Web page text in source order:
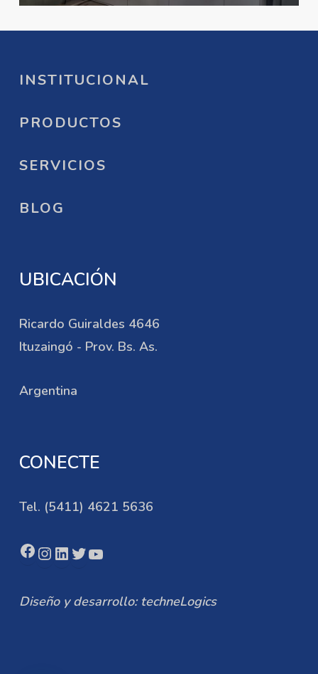
INSTITUCIONAL
PRODUCTOS
SERVICIOS
BLOG
UBICACIÓN
Ricardo Guiraldes 4646
Ituzaingó - Prov. Bs. As.
Argentina
CONECTE
Tel. (5411) 4621 5636
Facebook
Instagram
LinkedIn
Twitter
YouTube
Diseño y desarrollo: techneLogics